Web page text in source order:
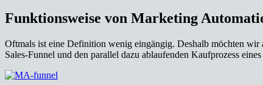
Funktionsweise von Marketing
Oftmals ist eine Definition wenig eingängig. Deshalb möchten
Sales-Funnel und den parallel dazu ablaufenden Kaufprozess